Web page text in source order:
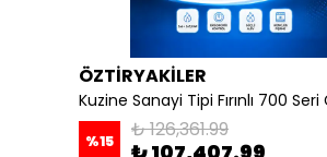
ÖZTİRYAKİLER
%15 ₺ 126,361.99